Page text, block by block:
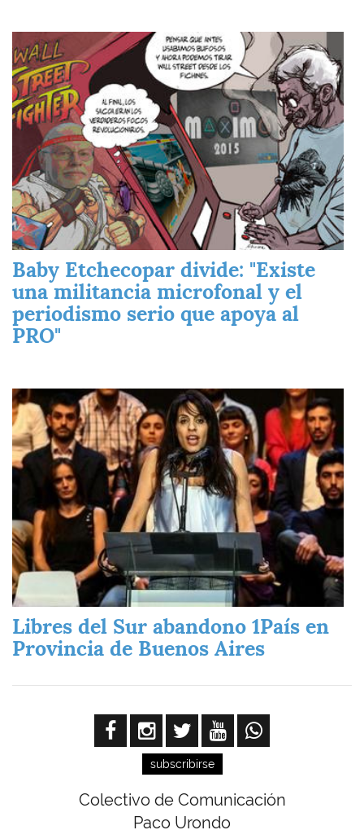
Imagen
Baby Etchecopar divide: "Existe
una militancia microfonal y el
periodismo serio que apoya al
PRO"
Imagen
Libres del Sur abandono 1País en
Provincia de Buenos Aires
subscribirse
Colectivo de Comunicación
Paco Urondo